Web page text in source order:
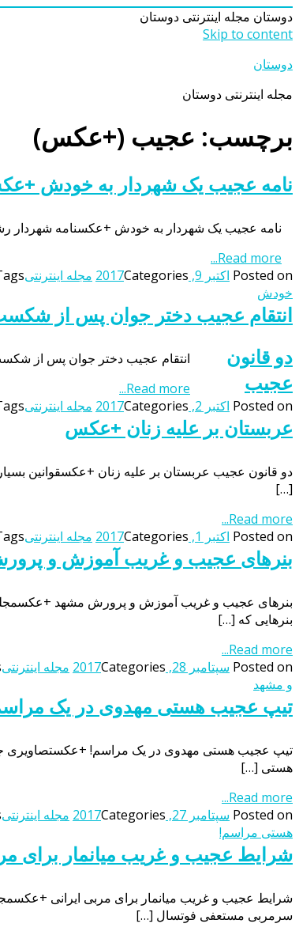
دوستان مجله اینترنتی دوستان
Skip to content
دوستان
مجله اینترنتی دوستان
برچسب: عجیب (+عکس)
نامه عجیب یک شهردار به خودش
نامه عجیب یک شهردار به خودش +عکسنامه
Read more...
Posted on اکتبر 9, 2017 Categories مجله اینترنتی
خودش
انتقام عجیب دختر جوان پس از
انتقام عجیب دختر جوان پس از
Read more...
Posted on اکتبر 2, 2017 Categories مجله اینترنتی
دو قانون
عجیب
عربستان بر علیه زنان +عکس
دو قانون عجیب عربستان بر علیه زنان +عکسقوانین
[…]
Read more...
Posted on اکتبر 1, 2017 Categories مجله اینترنتی
بنرهای عجیب و غریب آموزش و
بنرهای عجیب و غریب آموزش و پرورش مشهد
بنرهایی که […]
Read more...
Posted on سپتامبر 28, 2017 Categories مجله اینترنتی
و مشهد
تیپ عجیب هستی مهدوی در یک
هستی […]
Read more...
Posted on سپتامبر 27, 2017 Categories مجله اینترنتی
هستی مراسم!
شرایط عجیب و غریب میانمار برای
شرایط عجیب و غریب میانمار برای مربی ایرانی
سرمربی مستعفی فوتسال […]